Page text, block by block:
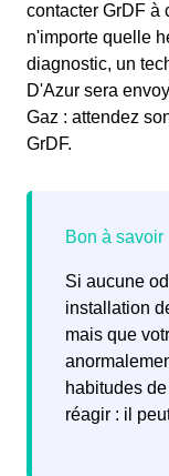
contacter GrDF à
n'importe quelle
diagnostic, un
D'Azur sera
Gaz : attendez
GrDF.
Si aucune
installation
mais que
habitudes
réagir : il